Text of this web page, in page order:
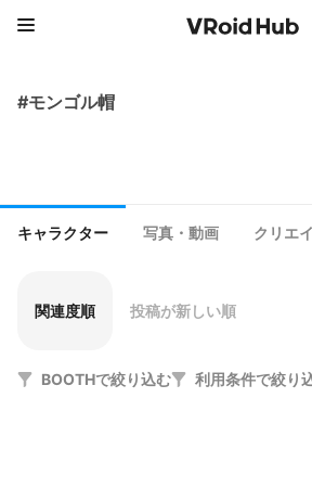
#モンゴル帽
キャラクター 写真・動画 クリエ
関連度順 投稿が新しい順
BOOTHで絞り込む 利用条件で絞り